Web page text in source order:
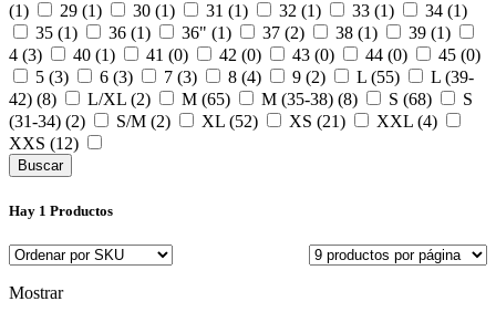
(1)
29 (1) 30 (1) 31 (1) 32 (1) 33 (1)
34 (1)
35 (1)
36 (1) 36" (1) 37 (2) 38 (1)
39 (1)
4 (3)
40 (1) 41 (0) 42 (0) 43 (0) 44 (0)
45 (0)
5 (3)
6 (3) 7 (3) 8 (4) 9 (2) L (55)
L (39-
42) (8)
L/XL (2) M (65) M (35-38) (8) S (68)
S
(31-34) (2)
S/M (2) XL (52) XS (21)
XXL (4)
XXS (12)
Hay 1 Productos
Mostrar